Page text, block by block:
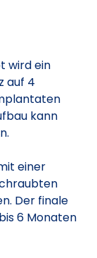
wird ein
auf 4
kann
einer
Der finale
6 Monaten